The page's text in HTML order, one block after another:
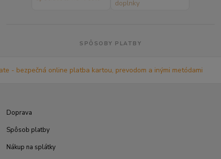
SPÔSOBY PLATBY
Doprava
Spôsob platby
Nákup na splátky